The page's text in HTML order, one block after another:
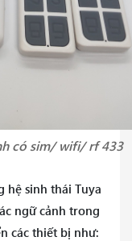
có sim/ wifi/ rf 433
hệ sinh thái Tuya
ngữ cảnh trong
các thiết bị như: